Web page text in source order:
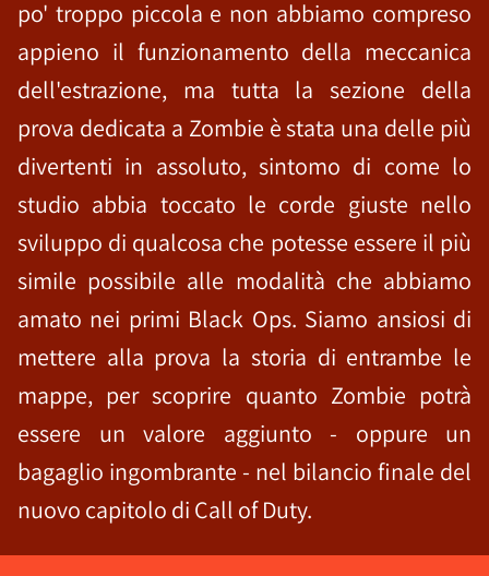
po' troppo piccola e non abbiamo compreso
appieno il funzionamento della meccanica
dell'estrazione, ma tutta la sezione della
prova dedicata a Zombie è stata una delle più
divertenti in assoluto, sintomo di come lo
studio abbia toccato le corde giuste nello
sviluppo di qualcosa che potesse essere il più
simile possibile alle modalità che abbiamo
amato nei primi Black Ops. Siamo ansiosi di
mettere alla prova la storia di entrambe le
mappe, per scoprire quanto Zombie potrà
essere un valore aggiunto - oppure un
bagaglio ingombrante - nel bilancio finale del
nuovo capitolo di Call of Duty.